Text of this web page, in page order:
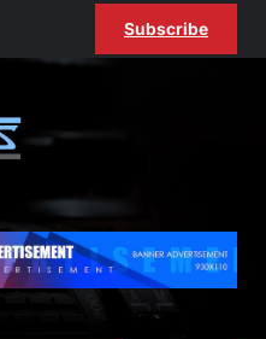
Subscribe